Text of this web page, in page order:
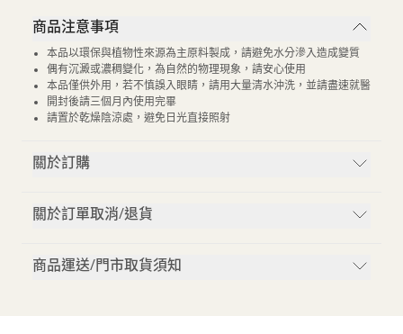
商品注意事項
本品以環保與植物性來源為主原料製成，請避免水分滲入造成變質
偶有沉澱或濃稠變化，為自然的物理現象，請安心使用
本品僅供外用，若不慎誤入眼睛，請用大量清水沖洗，並請盡速就醫
開封後請三個月內使用完畢
請置於乾燥陰涼處，避免日光直接照射
關於訂購
關於訂單取消/退貨
商品運送/門市取貨須知